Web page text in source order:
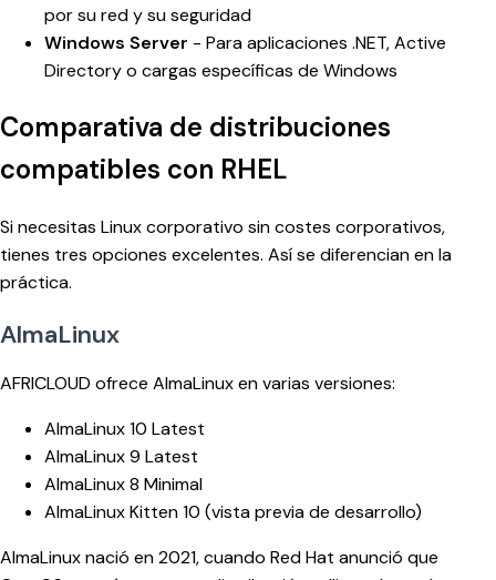
por su red y su seguridad
Windows Server - Para aplicaciones .NET, Active
Directory o cargas específicas de Windows
Comparativa de distribuciones
compatibles con RHEL
Si necesitas Linux corporativo sin costes corporativos,
tienes tres opciones excelentes. Así se diferencian en la
práctica.
AlmaLinux
AFRICLOUD ofrece AlmaLinux en varias versiones:
AlmaLinux 10 Latest
AlmaLinux 9 Latest
AlmaLinux 8 Minimal
AlmaLinux Kitten 10 (vista previa de desarrollo)
AlmaLinux nació en 2021, cuando Red Hat anunció que